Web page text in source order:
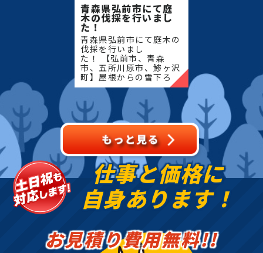
青森県弘前市にて庭
木の伐採を行いまし
た！
青森県弘前市にて庭木の
伐採を行いまし
た！ 【弘前市、青森
市、五所川原市、鯵ヶ沢
町】屋根からの雪下ろ
し・除雪・排雪などの作
業もお任せください！地
域密着で伐採・抜根・剪
定・草刈りなどのお庭の
こと、造園・
仕事と価格に
自身あります！
お見積り費用無料!!